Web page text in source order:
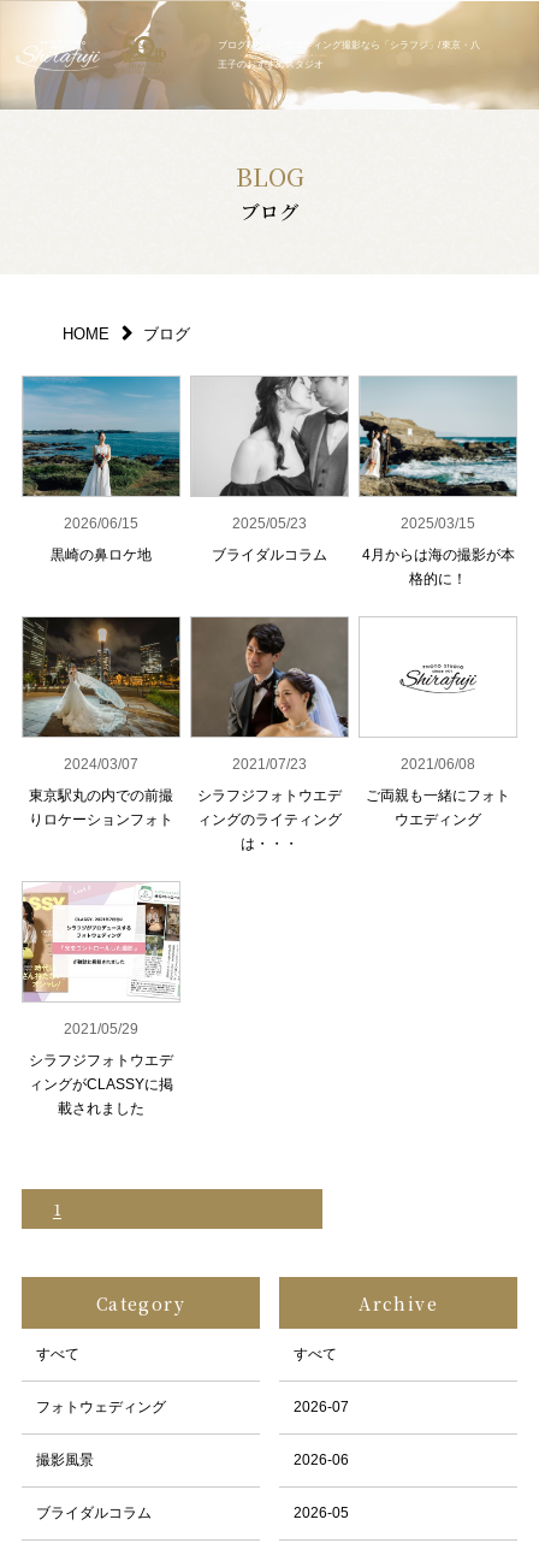
ブログ | フォトウエディング撮影なら「シラフジ」/東京・八
王子のおすすめスタジオ
BLOG
ブログ
HOME ブログ
2026/06/15
黒崎の鼻ロケ地
2025/05/23
ブライダルコラム
2025/03/15
4月からは海の撮影が本
格的に！
2024/03/07
東京駅丸の内での前撮
りロケーションフォト
2021/07/23
シラフジフォトウエデ
ィングのライティング
は・・・
2021/06/08
ご両親も一緒にフォト
ウエディング
2021/05/29
シラフジフォトウエデ
ィングがCLASSYに掲
載されました
1
Category
すべて
フォトウェディング
撮影風景
ブライダルコラム
Archive
すべて
2026-07
2026-06
2026-05